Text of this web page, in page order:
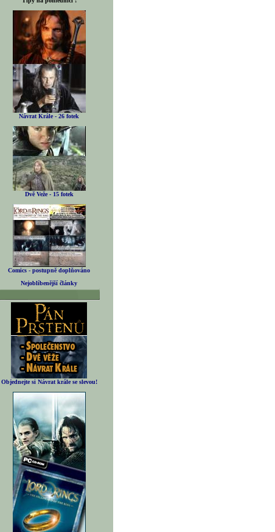
Návrat Krále - 26 fotek
Dvě Veže - 15 fotek
Comics - postupně doplňováno
Nejoblíbenější články
Objednejte si Návrat krále se slevou!